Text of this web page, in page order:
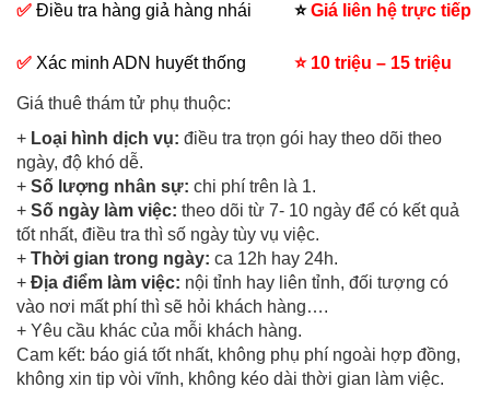
✅ Điều tra hàng giả hàng nhái ⭐Giá liên hệ trực tiếp
✅ Xác minh ADN huyết thống ⭐10 triệu – 15 triệu
Giá thuê thám tử phụ thuộc:
+ Loại hình dịch vụ: điều tra trọn gói hay theo dõi theo
ngày, độ khó dễ.
+ Số lượng nhân sự: chi phí trên là 1.
+ Số ngày làm việc: theo dõi từ 7- 10 ngày để có kết quả
tốt nhất, điều tra thì số ngày tùy vụ việc.
+ Thời gian trong ngày: ca 12h hay 24h.
+ Địa điểm làm việc: nội tỉnh hay liên tỉnh, đối tượng có
vào nơi mất phí thì sẽ hỏi khách hàng….
+ Yêu cầu khác của mỗi khách hàng.
Cam kết: báo giá tốt nhất, không phụ phí ngoài hợp đồng,
không xin tip vòi vĩnh, không kéo dài thời gian làm việc.